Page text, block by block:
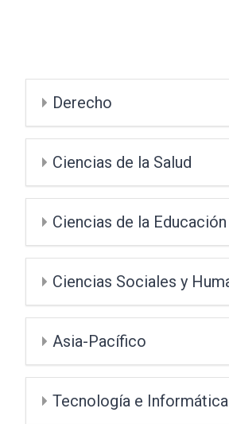
Derecho
Ciencias de la Salud
Ciencias de la Educación
Ciencias Sociales y
Asia-Pacífico
Tecnología e Informática